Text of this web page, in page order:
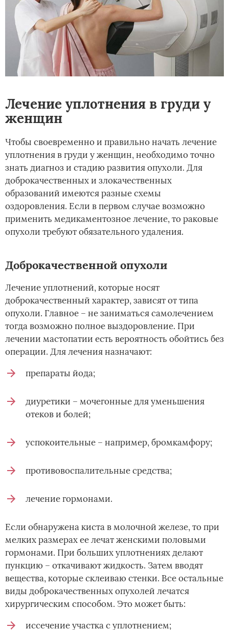
Лечение уплотнения в груди у
женщин
Чтобы своевременно и правильно начать лечение
уплотнения в груди у женщин, необходимо точно
знать диагноз и стадию развития опухоли. Для
доброкачественных и злокачественных
образований имеются разные схемы
оздоровления. Если в первом случае возможно
применить медикаментозное лечение, то раковые
опухоли требуют обязательного удаления.
Доброкачественной опухоли
Лечение уплотнений, которые носят
доброкачественный характер, зависят от типа
опухоли. Главное – не заниматься самолечением
тогда возможно полное выздоровление. При
лечении мастопатии есть вероятность обойтись без
операции. Для лечения назначают:
препараты йода;
диуретики – мочегонные для уменьшения
отеков и болей;
успокоительные – например, бромкамфору;
противовоспалительные средства;
лечение гормонами.
Если обнаружена киста в молочной железе, то при
мелких размерах ее лечат женскими половыми
гормонами. При больших уплотнениях делают
пункцию – откачивают жидкость. Затем вводят
вещества, которые склеиваю стенки. Все остальные
виды доброкачественных опухолей лечатся
хирургическим способом. Это может быть:
иссечение участка с уплотнением;